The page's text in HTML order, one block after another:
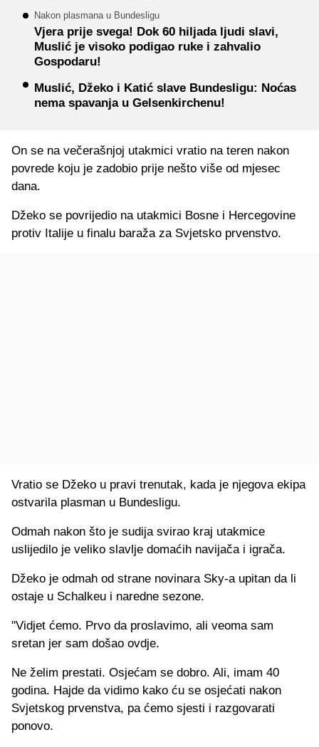
Nakon plasmana u Bundesligu
Vjera prije svega! Dok 60 hiljada ljudi slavi,
Muslić je visoko podigao ruke i zahvalio
Gospodaru!
Muslić, Džeko i Katić slave Bundesligu: Noćas
nema spavanja u Gelsenkirchenu!
On se na večerašnjoj utakmici vratio na teren nakon
povrede koju je zadobio prije nešto više od mjesec
dana.
Džeko se povrijedio na utakmici Bosne i Hercegovine
protiv Italije u finalu baraža za Svjetsko prvenstvo.
Vratio se Džeko u pravi trenutak, kada je njegova ekipa
ostvarila plasman u Bundesligu.
Odmah nakon što je sudija svirao kraj utakmice
uslijedilo je veliko slavlje domaćih navijača i igrača.
Džeko je odmah od strane novinara Sky-a upitan da li
ostaje u Schalkeu i naredne sezone.
"Vidjet ćemo. Prvo da proslavimo, ali veoma sam
sretan jer sam došao ovdje.
Ne želim prestati. Osjećam se dobro. Ali, imam 40
godina. Hajde da vidimo kako ću se osjećati nakon
Svjetskog prvenstva, pa ćemo sjesti i razgovarati
ponovo.